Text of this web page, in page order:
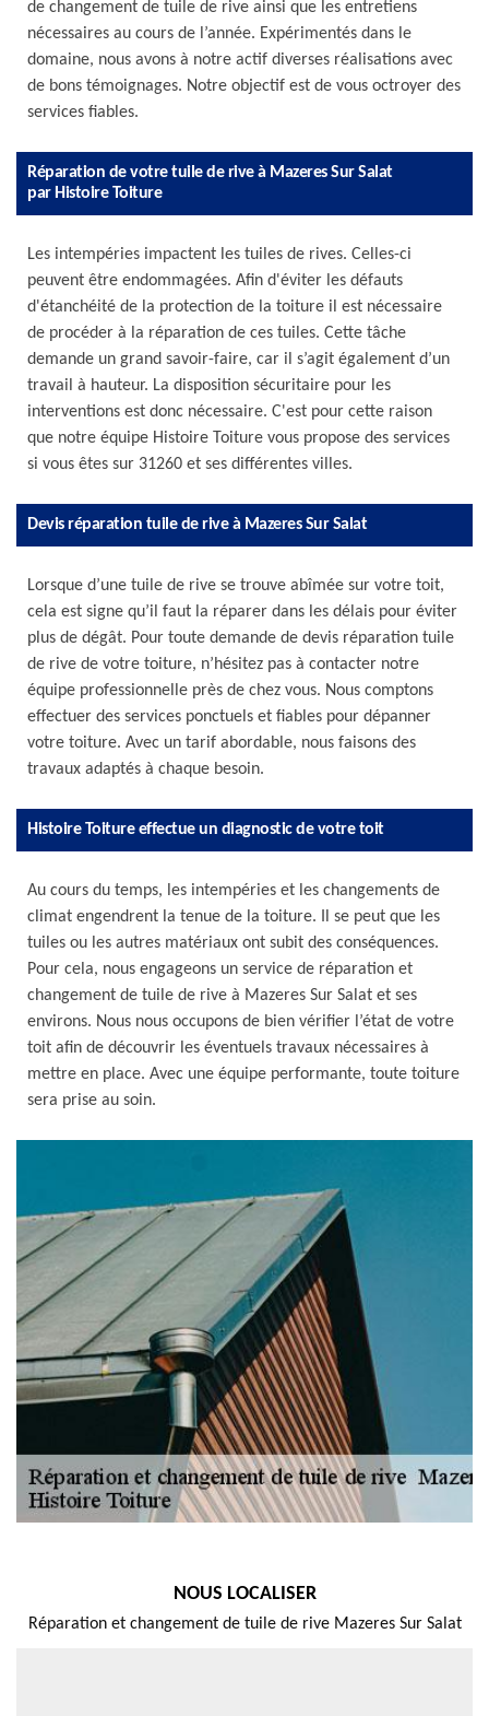
de changement de tuile de rive ainsi que les entretiens
nécessaires au cours de l’année. Expérimentés dans le
domaine, nous avons à notre actif diverses réalisations avec
de bons témoignages. Notre objectif est de vous octroyer des
services fiables.
Réparation de votre tuile de rive à Mazeres Sur Salat
par Histoire Toiture
Les intempéries impactent les tuiles de rives. Celles-ci
peuvent être endommagées. Afin d'éviter les défauts
d'étanchéité de la protection de la toiture il est nécessaire
de procéder à la réparation de ces tuiles. Cette tâche
demande un grand savoir-faire, car il s’agit également d’un
travail à hauteur. La disposition sécuritaire pour les
interventions est donc nécessaire. C'est pour cette raison
que notre équipe Histoire Toiture vous propose des services
si vous êtes sur 31260 et ses différentes villes.
Devis réparation tuile de rive à Mazeres Sur Salat
Lorsque d’une tuile de rive se trouve abîmée sur votre toit,
cela est signe qu’il faut la réparer dans les délais pour éviter
plus de dégât. Pour toute demande de devis réparation tuile
de rive de votre toiture, n’hésitez pas à contacter notre
équipe professionnelle près de chez vous. Nous comptons
effectuer des services ponctuels et fiables pour dépanner
votre toiture. Avec un tarif abordable, nous faisons des
travaux adaptés à chaque besoin.
Histoire Toiture effectue un diagnostic de votre toit
Au cours du temps, les intempéries et les changements de
climat engendrent la tenue de la toiture. Il se peut que les
tuiles ou les autres matériaux ont subit des conséquences.
Pour cela, nous engageons un service de réparation et
changement de tuile de rive à Mazeres Sur Salat et ses
environs. Nous nous occupons de bien vérifier l’état de votre
toit afin de découvrir les éventuels travaux nécessaires à
mettre en place. Avec une équipe performante, toute toiture
sera prise au soin.
NOUS LOCALISER
Réparation et changement de tuile de rive Mazeres Sur Salat